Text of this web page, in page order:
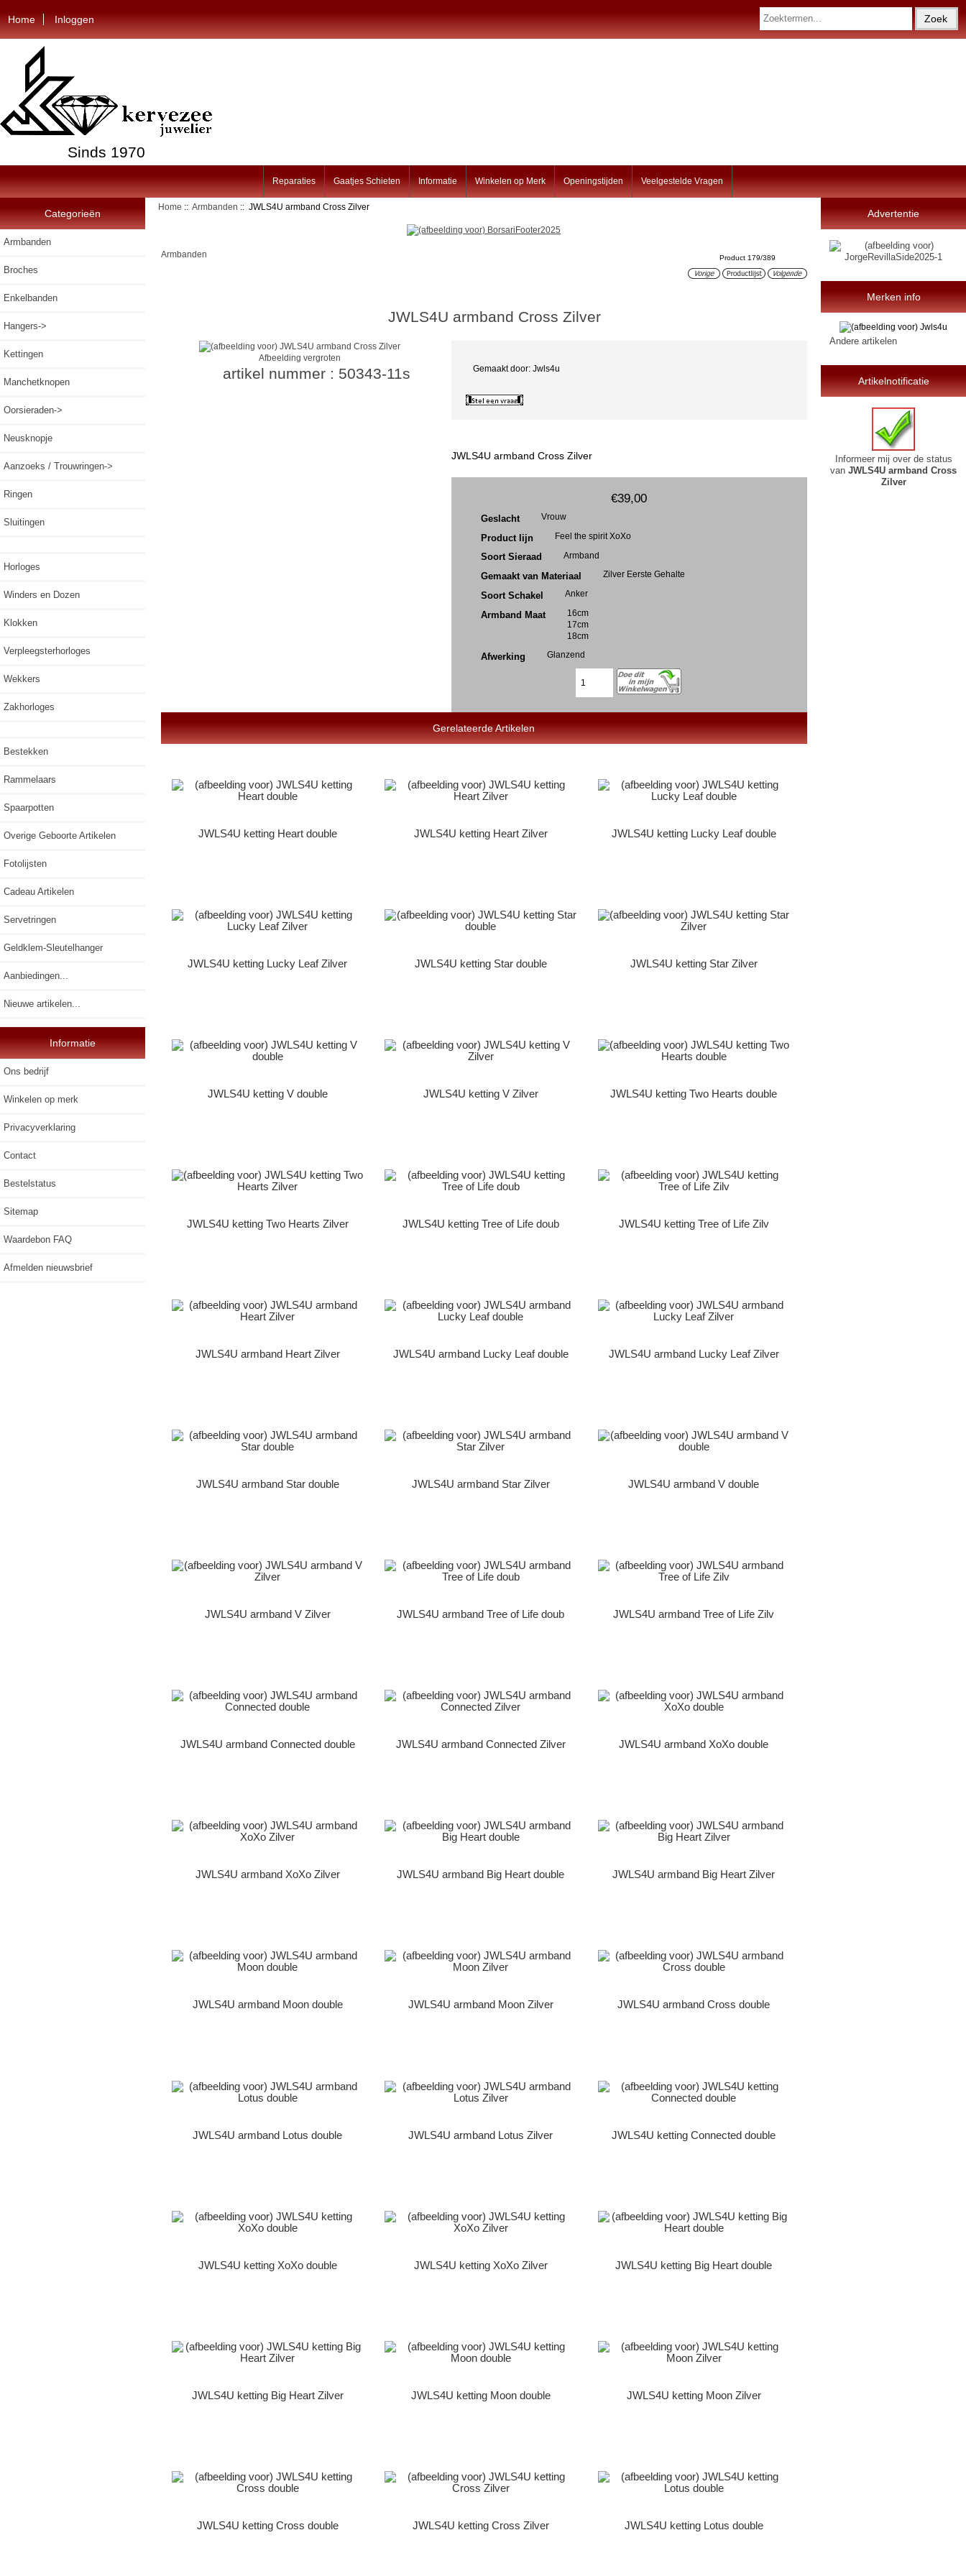
Home Inloggen
Sinds 1970
Reparaties Gaatjes Schieten Informatie Winkelen op Merk Openingstijden Veelgestelde Vragen
Categorieën
Armbanden
Broches
Enkelbanden
Hangers->
Kettingen
Manchetknopen
Oorsieraden->
Neusknopje
Aanzoeks / Trouwringen->
Ringen
Sluitingen
Horloges
Winders en Dozen
Klokken
Verpleegsterhorloges
Wekkers
Zakhorloges
Bestekken
Rammelaars
Spaarpotten
Overige Geboorte Artikelen
Fotolijsten
Cadeau Artikelen
Servetringen
Geldklem-Sleutelhanger
Aanbiedingen...
Nieuwe artikelen...
Informatie
Ons bedrijf
Winkelen op merk
Privacyverklaring
Contact
Bestelstatus
Sitemap
Waardebon FAQ
Afmelden nieuwsbrief
Home ::Armbanden :: JWLS4U armband Cross Zilver
Armbanden Product 179/389
JWLS4U armband Cross Zilver
Afbeelding vergroten
Gemaakt door: Jwls4u
artikel nummer : 50343-11s
JWLS4U armband Cross Zilver
€39,00
Geslacht Vrouw
Product lijn Feel the spirit XoXo
Soort Sieraad Armband
Gemaakt van Materiaal Zilver Eerste Gehalte
Soort Schakel Anker
Armband Maat
16cm
17cm
18cm
Afwerking Glanzend
Gerelateerde Artikelen
JWLS4U ketting Heart double JWLS4U ketting Heart Zilver JWLS4U ketting Lucky Leaf double
JWLS4U ketting Lucky Leaf Zilver JWLS4U ketting Star double JWLS4U ketting Star Zilver
JWLS4U ketting V double JWLS4U ketting V Zilver JWLS4U ketting Two Hearts double
JWLS4U ketting Two Hearts Zilver JWLS4U ketting Tree of Life doub JWLS4U ketting Tree of Life Zilv
JWLS4U armband Heart Zilver JWLS4U armband Lucky Leaf double JWLS4U armband Lucky Leaf Zilver
JWLS4U armband Star double JWLS4U armband Star Zilver JWLS4U armband V double
JWLS4U armband V Zilver JWLS4U armband Tree of Life doub JWLS4U armband Tree of Life Zilv
JWLS4U armband Connected double JWLS4U armband Connected Zilver JWLS4U armband XoXo double
JWLS4U armband XoXo Zilver JWLS4U armband Big Heart double JWLS4U armband Big Heart Zilver
JWLS4U armband Moon double JWLS4U armband Moon Zilver JWLS4U armband Cross double
JWLS4U armband Lotus double JWLS4U armband Lotus Zilver JWLS4U ketting Connected double
JWLS4U ketting XoXo double JWLS4U ketting XoXo Zilver JWLS4U ketting Big Heart double
JWLS4U ketting Big Heart Zilver JWLS4U ketting Moon double JWLS4U ketting Moon Zilver
JWLS4U ketting Cross double JWLS4U ketting Cross Zilver JWLS4U ketting Lotus double
Advertentie
Merken info
Andere artikelen
Artikelnotificatie
Informeer mij over de status
vanJWLS4U armband Cross
Zilver